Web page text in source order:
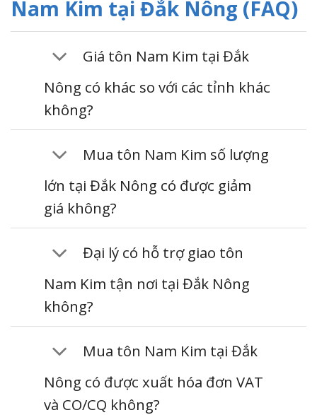
Nam Kim tại Đắk Nông (FAQ)
Giá tôn Nam Kim tại Đắk
Nông có khác so với các tỉnh khác
không?
Mua tôn Nam Kim số lượng
lớn tại Đắk Nông có được giảm
giá không?
Đại lý có hỗ trợ giao tôn
Nam Kim tận nơi tại Đắk Nông
không?
Mua tôn Nam Kim tại Đắk
Nông có được xuất hóa đơn VAT
và CO/CQ không?